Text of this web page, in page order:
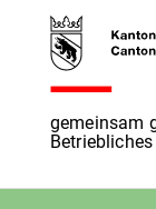
gemeinsam